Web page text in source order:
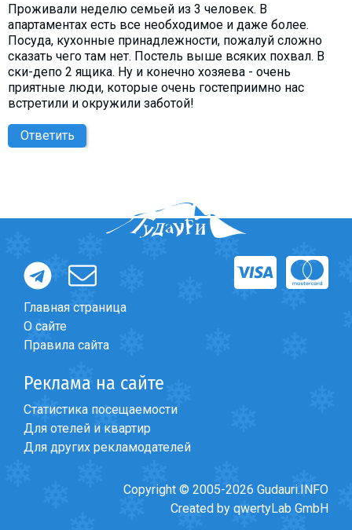
Проживали неделю семьей из 3 человек. В
апартаментах есть все необходимое и даже более.
Посуда, кухонные принадлежности, пожалуй сложно
сказать чего там нет. Постель выше всяких похвал. В
ски-депо 2 ящика. Ну и конечно хозяева - очень
приятные люди, которые очень гостеприимно нас
встретили и окружили заботой!
Ответить
Главная страница
О сайте
Правила сайта
Реклама на сайте
Статистика посещаемости
Для отелей и квартир
Для других рекламодателей
Copyright © 2005-2026 Gudauri.INFO
Created by qwertyLab GmbH